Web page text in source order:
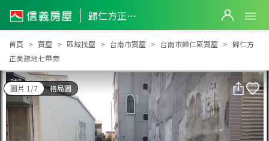
歸仁方正美建地七甲旁
歸仁方正美建地七甲旁
首頁 買屋 區域找屋 台南市買屋 台南市歸仁區買屋
歸仁方
正美建地七甲旁
圖片 1/7 格局圖